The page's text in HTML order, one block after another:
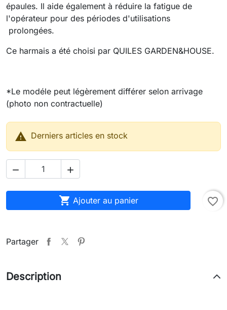
épaules. Il aide également à réduire la fatigue de
l'opérateur pour des périodes d'utilisations
prolongées.
Ce harmais a été choisi par QUILES GARDEN&HOUSE.
*Le modéle peut légèrement différer selon arrivage
(photo non contractuelle)
 Derniers articles en stock
 
 Ajouter au panier favorite_border
Partager
Description